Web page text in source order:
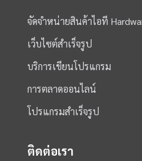
จัดจำหน่ายสินค้าไอที
เว็บไซต์สำเร็จรูป
บริการเขียนโปรแกรม
การตลาดออนไลน์
โปรแกรมสำเร็จรูป
ติดต่อเรา